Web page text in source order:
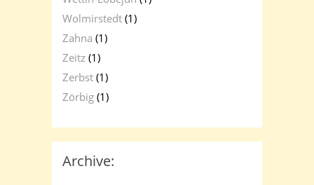
Wolmirstedt (1)
Zahna (1)
Zeitz (1)
Zerbst (1)
Zörbig (1)
Archive: